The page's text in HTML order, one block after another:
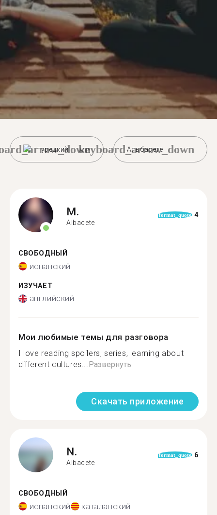
турецкий Альбасете
keyboard_arrow_down
M.
Albacete
format_quote 4
СВОБОДНЫЙ
испанский
ИЗУЧАЕТ
английский
Мои любимые темы для разговора
I love reading spoilers, series, learning about
different cultures...Развернуть
Скачать приложение
N.
Albacete
format_quote 6
СВОБОДНЫЙ
испанский каталанский